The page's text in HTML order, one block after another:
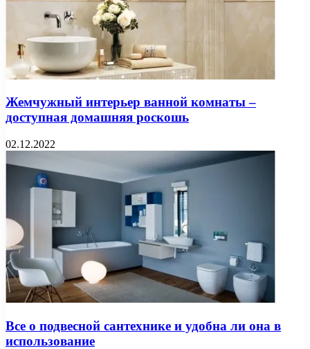
Жемчужный интерьер ванной комнаты –
доступная домашняя роскошь
02.12.2022
Все о подвесной сантехнике и удобна ли она в
использование